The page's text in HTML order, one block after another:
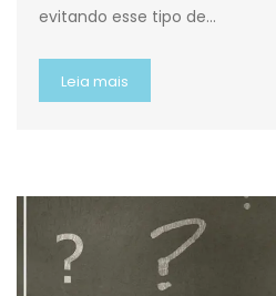
evitando esse tipo de…
Leia mais